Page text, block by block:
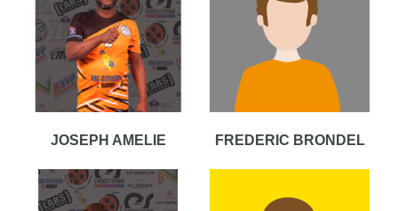
JOSEPH AMELIE FREDERIC BRONDEL